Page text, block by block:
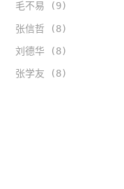
毛不易 (9)
张信哲 (8)
刘德华 (8)
张学友 (8)